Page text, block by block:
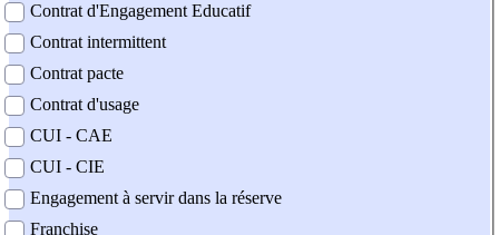
Contrat d'Engagement Educatif
Contrat intermittent
Contrat pacte
Contrat d'usage
CUI - CAE
CUI - CIE
Engagement à servir dans la réserve
Franchise